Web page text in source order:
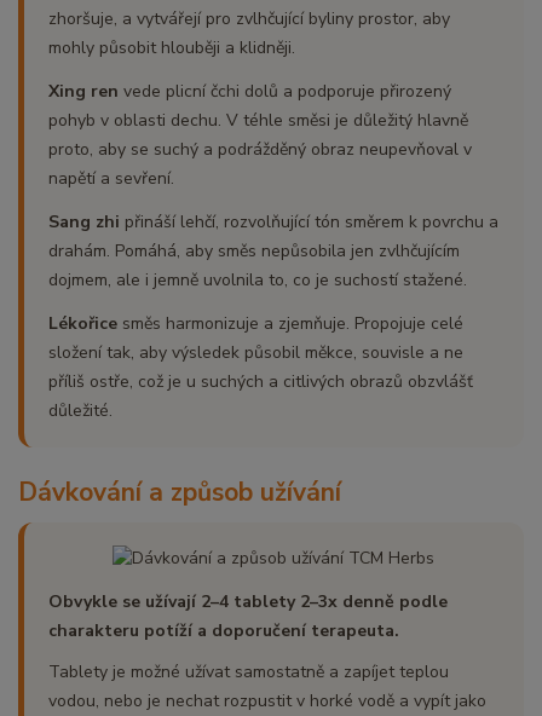
zhoršuje, a vytvářejí pro zvlhčující byliny prostor, aby
mohly působit hlouběji a klidněji.
Xing ren vede plicní čchi dolů a podporuje přirozený
pohyb v oblasti dechu. V téhle směsi je důležitý hlavně
proto, aby se suchý a podrážděný obraz neupevňoval v
napětí a sevření.
Sang zhi přináší lehčí, rozvolňující tón směrem k povrchu a
drahám. Pomáhá, aby směs nepůsobila jen zvlhčujícím
dojmem, ale i jemně uvolnila to, co je suchostí stažené.
Lékořice směs harmonizuje a zjemňuje. Propojuje celé
složení tak, aby výsledek působil měkce, souvisle a ne
příliš ostře, což je u suchých a citlivých obrazů obzvlášť
důležité.
Dávkování a způsob užívání
Obvykle se užívají 2–4 tablety 2–3x denně podle
charakteru potíží a doporučení terapeuta.
Tablety je možné užívat samostatně a zapíjet teplou
vodou, nebo je nechat rozpustit v horké vodě a vypít jako